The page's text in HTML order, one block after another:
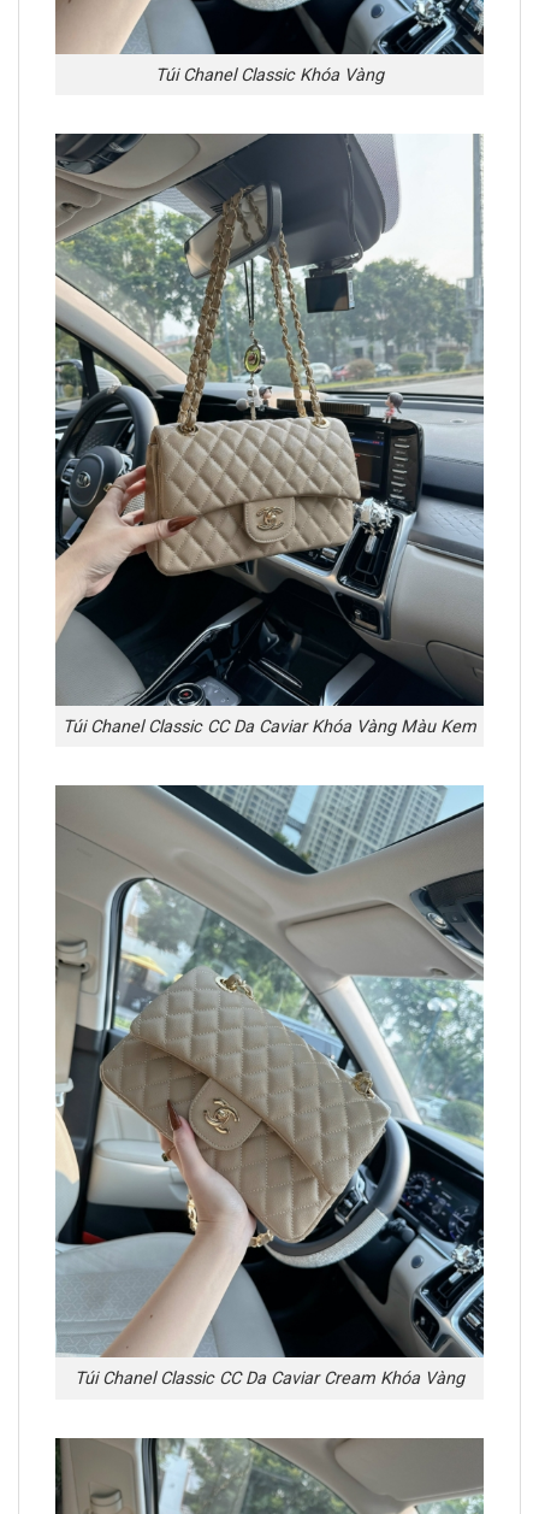
Túi Chanel Classic Khóa Vàng
Túi Chanel Classic CC Da Caviar Khóa Vàng Màu Kem
Túi Chanel Classic CC Da Caviar Cream Khóa Vàng